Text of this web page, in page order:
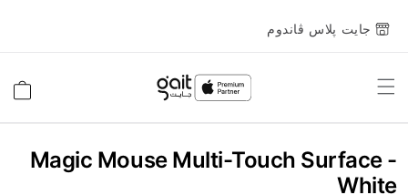
جايت پلاس ڤاندوم
Toggle
Magic Mouse Multi-Touch Surface -
White